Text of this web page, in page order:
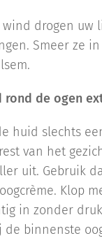
wind drogen uw
Smeer ze
rond de ogen
huid slechts
van het
uit. Gebruik
Klop
in zonder
de binnenste